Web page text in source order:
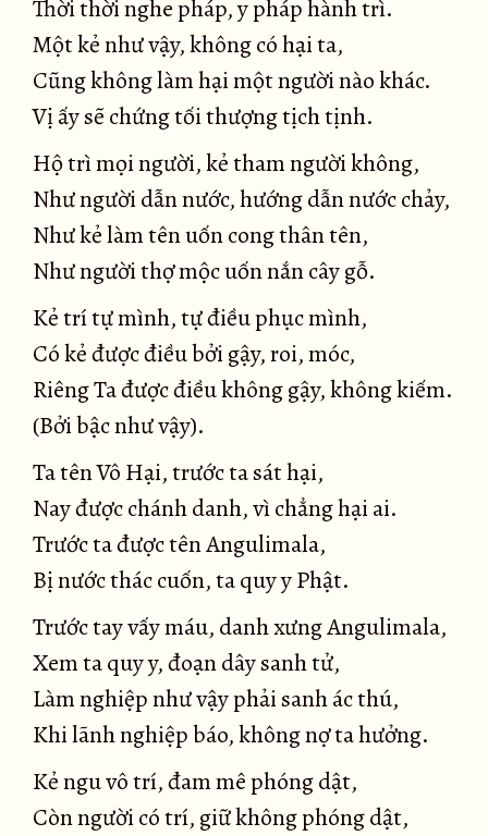
Thời thời nghe pháp, y pháp hành trì.
Một kẻ như vậy, không có hại ta,
Cũng không làm hại một người nào khác.
Vị ấy sẽ chứng tối thượng tịch tịnh.
Hộ trì mọi người, kẻ tham người không,
Như người dẫn nước, hướng dẫn nước chảy,
Như kẻ làm tên uốn cong thân tên,
Như người thợ mộc uốn nắn cây gỗ.
Kẻ trí tự mình, tự điều phục mình,
Có kẻ được điều bởi gậy, roi, móc,
Riêng Ta được điều không gậy, không kiếm.
(Bởi bậc như vậy).
Ta tên Vô Hại, trước ta sát hại,
Nay được chánh danh, vì chẳng hại ai.
Trước ta được tên Angulimala,
Bị nước thác cuốn, ta quy y Phật.
Trước tay vấy máu, danh xưng Angulimala,
Xem ta quy y, đoạn dây sanh tử,
Làm nghiệp như vậy phải sanh ác thú,
Khi lãnh nghiệp báo, không nợ ta hưởng.
Kẻ ngu vô trí, đam mê phóng dật,
Còn người có trí, giữ không phóng dật,